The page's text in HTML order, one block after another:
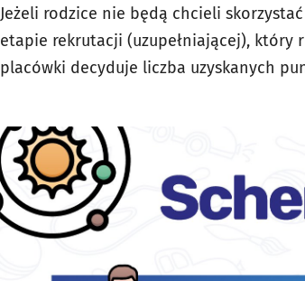
Jeżeli rodzice nie będą chcieli
etapie rekrutacji (uzupełniającej), który
placówki decyduje liczba uzyskanych